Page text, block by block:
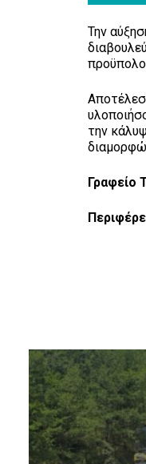
Την
την
Γραφείο